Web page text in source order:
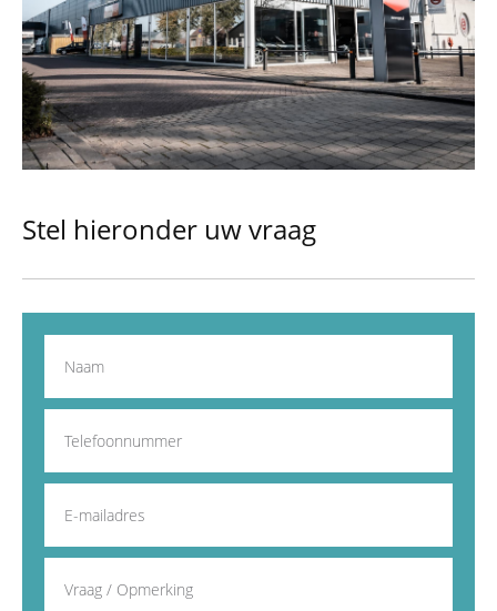
Stel hieronder uw vraag